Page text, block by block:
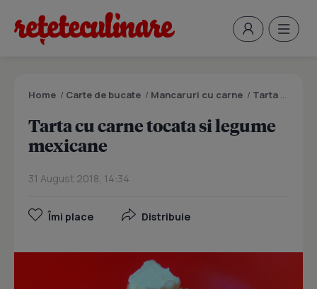
Home / Carte de bucate / Mancaruri cu carne / Tarta cu carne tocata si legume mexicane
Tarta cu carne tocata si legume
mexicane
31 August 2018, 14:34
Îmi place Distribuie